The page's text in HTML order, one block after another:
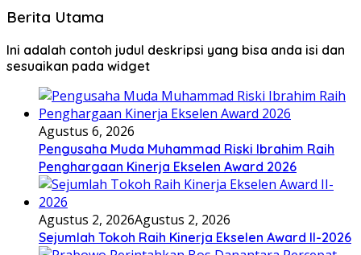
Berita Utama
Ini adalah contoh judul deskripsi yang bisa anda isi dan
sesuaikan pada widget
Agustus 6, 2026
Pengusaha Muda Muhammad Riski Ibrahim Raih
Penghargaan Kinerja Ekselen Award 2026
Agustus 2, 2026Agustus 2, 2026
Sejumlah Tokoh Raih Kinerja Ekselen Award II-2026